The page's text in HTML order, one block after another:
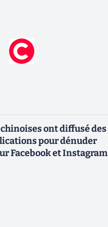
ont diffusé des
pour dénuder
Facebook et Instagram